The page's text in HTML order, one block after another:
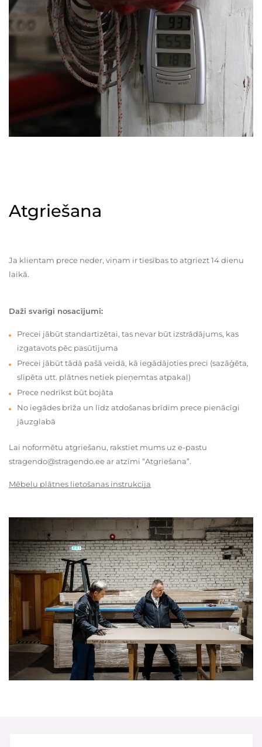
Atgriešana
Ja klientam prece neder, viņam ir tiesības to atgriezt 14 dienu
laikā.
Daži svarīgi nosacījumi:
Precei jābūt standartizētai, tas nevar būt izstrādājums, kas
izgatavots pēc pasūtījuma
Precei jābūt tādā pašā veidā, kā iegādājoties preci (sazāģēta,
slīpēta utt. plātnes netiek pieņemtas atpakaļ)
Prece nedrīkst būt bojāta
No iegādes brīža un līdz atdošanas brīdim prece pienācīgi
jāuzglabā
Lai noformētu atgriešanu, rakstiet mums uz e-pastu
stragendo@stragendo.ee ar atzīmi “Atgriešana”.
Mēbeļu plātnes lietošanas instrukcija